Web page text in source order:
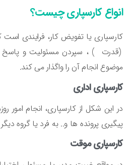
کارسپاری چیست؟
یا تفویض کار، فرایندی است که
) ، سپردن مسئولیت و پاسخ
انجام آن را واگذار می کند.
اداری
این شکل از کارسپاری، انجام امور روزمره
پرونده ها و.. به فرد یا گروه دیگر
موقت